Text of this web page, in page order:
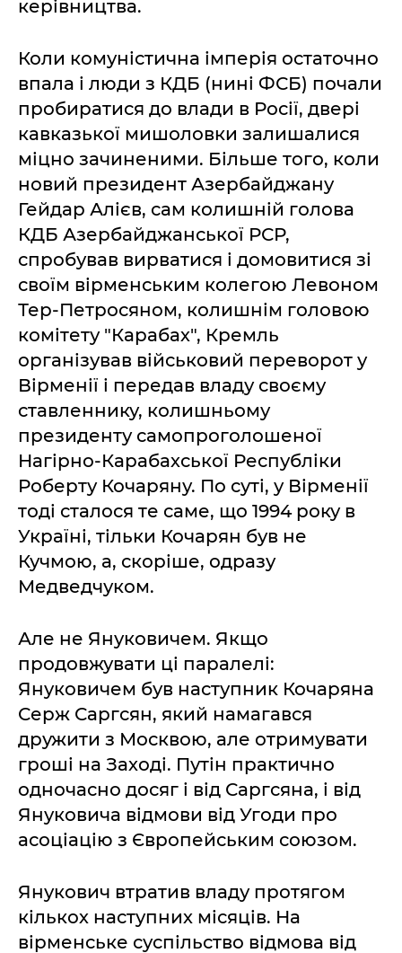
керівництва.
Коли комуністична імперія остаточно
впала і люди з КДБ (нині ФСБ) почали
пробиратися до влади в Росії, двері
кавказької мишоловки залишалися
міцно зачиненими. Більше того, коли
новий президент Азербайджану
Гейдар Алієв, сам колишній голова
КДБ Азербайджанської РСР,
спробував вирватися і домовитися зі
своїм вірменським колегою Левоном
Тер-Петросяном, колишнім головою
комітету "Карабах", Кремль
організував військовий переворот у
Вірменії і передав владу своєму
ставленнику, колишньому
президенту самопроголошеної
Нагірно-Карабахської Республіки
Роберту Кочаряну. По суті, у Вірменії
тоді сталося те саме, що 1994 року в
Україні, тільки Кочарян був не
Кучмою, а, скоріше, одразу
Медведчуком.
Але не Януковичем. Якщо
продовжувати ці паралелі:
Януковичем був наступник Кочаряна
Серж Саргсян, який намагався
дружити з Москвою, але отримувати
гроші на Заході. Путін практично
одночасно досяг і від Саргсяна, і від
Януковича відмови від Угоди про
асоціацію з Європейським союзом.
Янукович втратив владу протягом
кількох наступних місяців. На
вірменське суспільство відмова від